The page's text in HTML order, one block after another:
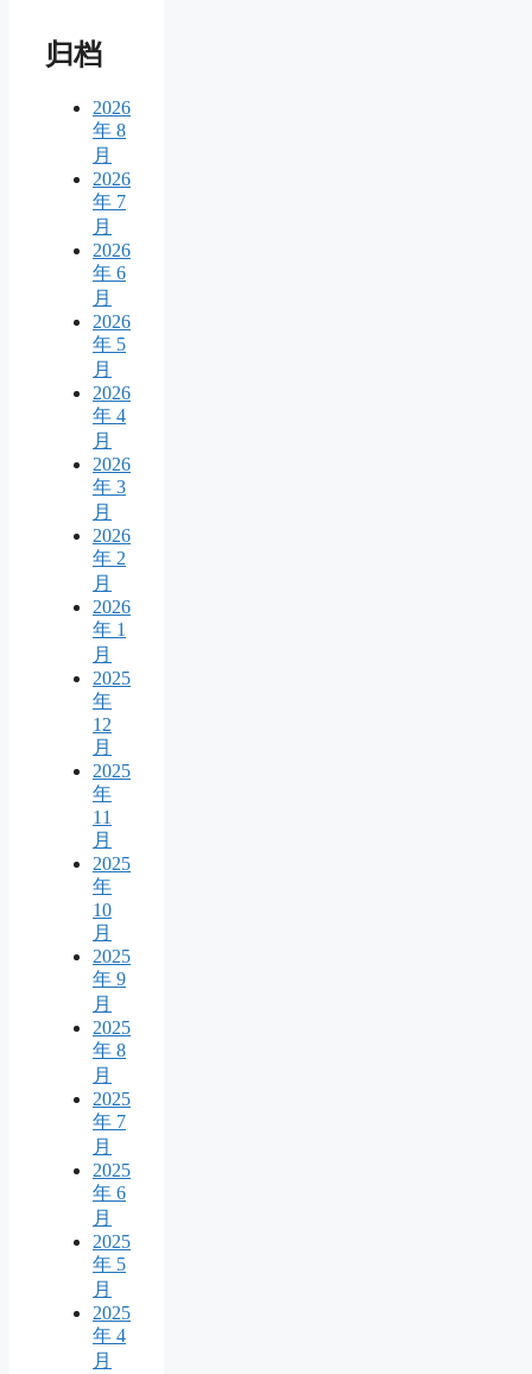
归档
2026
年 8
月
2026
年 7
月
2026
年 6
月
2026
年 5
月
2026
年 4
月
2026
年 3
月
2026
年 2
月
2026
年 1
月
2025
年
12
月
2025
年
11
月
2025
年
10
月
2025
年 9
月
2025
年 8
月
2025
年 7
月
2025
年 6
月
2025
年 5
月
2025
年 4
月